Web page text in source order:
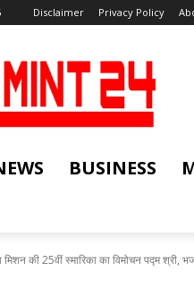
Disclaimer Privacy Policy
BUSINESS
मिशन की 25वीं स्मारिका का विमोचन पद्म श्री,